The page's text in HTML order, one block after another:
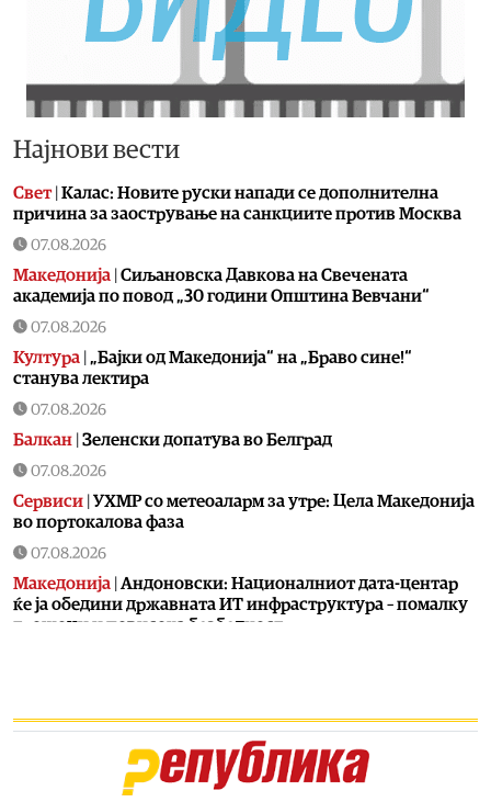
Најнови вести
Свет| Калас: Новите руски напади се дополнителна
причина за заострување на санкциите против Москва
07.08.2026
Македонија Сиљановска Давкова на Свечената
академија по повод „30 години Општина Вевчани“
07.08.2026
Култура „Бајки од Македонија“ на „Браво сине!“
станува лектира
07.08.2026
Балкан Зеленски допатува во Белград
07.08.2026
Сервиси УХМР со метеоаларм за утре: Цела Македонија
во портокалова фаза
07.08.2026
Македонија Андоновски: Националниот дата-центар
ќе ја обедини државната ИТ инфраструктура – помалку
трошоци и повисока безбедност
Скокна минималниот износ за К-15 – Еве
колку пари ќе ни легнат на сметка годинава